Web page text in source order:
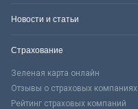
Новости и статьи
Страхование
Зеленая карта онлайн
Отзывы о страховых компаниях
Рейтинг страховых компаний